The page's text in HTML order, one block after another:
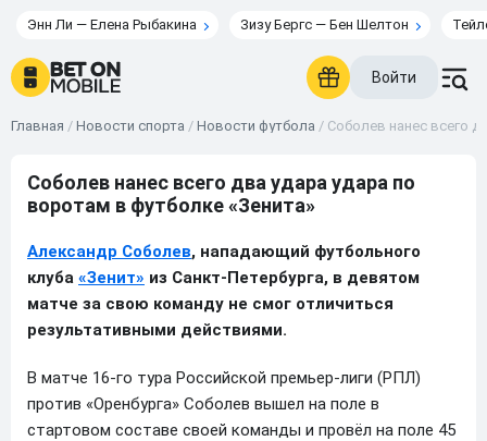
Энн Ли — Елена Рыбакина Зизу Бергс — Бен Шелтон
Войти
Главная / Новости спорта / Новости футбола / Соболев нанес всего
Соболев нанес всего два удара удара по
воротам в футболке «Зенита»
Александр Соболев, нападающий футбольного
клуба «Зенит» из Санкт-Петербурга, в девятом
матче за свою команду не смог отличиться
результативными действиями.
В матче 16-го тура Российской премьер-лиги (РПЛ)
против «Оренбурга» Соболев вышел на поле в
стартовом составе своей команды и провёл на поле 45